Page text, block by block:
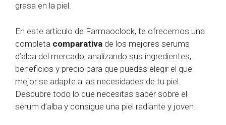
grasa en la piel.
En este artículo de Farmaoclock, te ofrecemos una
completa comparativa de los mejores serums
d’alba del mercado, analizando sus ingredientes,
beneficios y precio para que puedas elegir el que
mejor se adapte a las necesidades de tu piel.
Descubre todo lo que necesitas saber sobre el
serum d’alba y consigue una piel radiante y joven.